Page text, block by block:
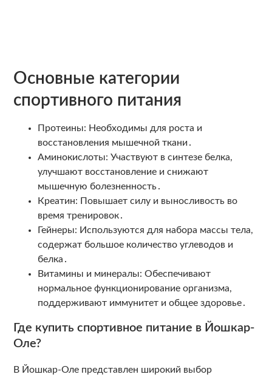
Основные категории
спортивного питания
Протеины: Необходимы для роста и
восстановления мышечной ткани․
Аминокислоты: Участвуют в синтезе белка,
улучшают восстановление и снижают
мышечную болезненность․
Креатин: Повышает силу и выносливость во
время тренировок․
Гейнеры: Используются для набора массы тела,
содержат большое количество углеводов и
белка․
Витамины и минералы: Обеспечивают
нормальное функционирование организма,
поддерживают иммунитет и общее здоровье․
Где купить спортивное питание в Йошкар-
Оле?
В Йошкар-Оле представлен широкий выбор